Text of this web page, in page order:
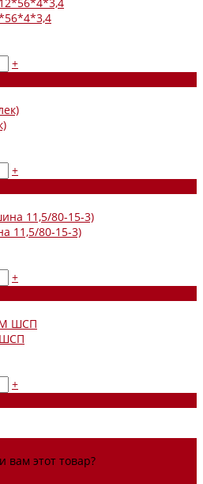
+
+
11,5/80-15-3)
+
+
вам этот товар?